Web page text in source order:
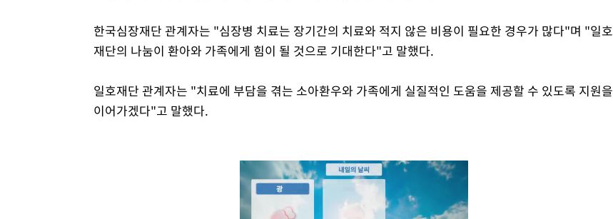
한국심장재단 관계자는 "심장병 치료는 장기간의 치료와 적지 않은 비용이 필요한 경우가 많다"며 "일호
재단의 나눔이 환아와 가족에게 힘이 될 것으로 기대한다"고 말했다.
일호재단 관계자는 "치료에 부담을 겪는 소아환우와 가족에게 실질적인 도움을 제공할 수 있도록 지원을
이어가겠다"고 말했다.